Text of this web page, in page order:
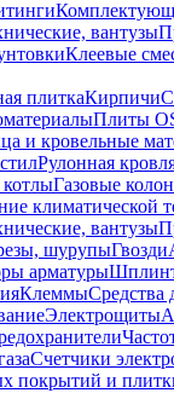
вантузы
Клеевые
плиткаКирпичи
Плиты
и кровельные
Рулонная
Газовые
климатической
вантузы
шурупыГвозди
арматуры
КлеммыСредства
Электрощиты
Счетчики
покрытий и